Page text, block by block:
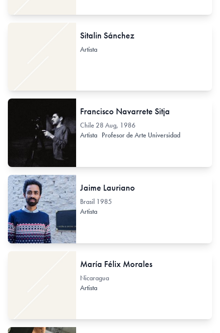
Sitalin Sánchez
Artista
Francisco Navarrete Sitja
Chile 28 Aug, 1986
Artista Profesor de Arte Universidad
Jaime Lauriano
Brasil 1985
Artista
María Félix Morales
Nicaragua
Artista